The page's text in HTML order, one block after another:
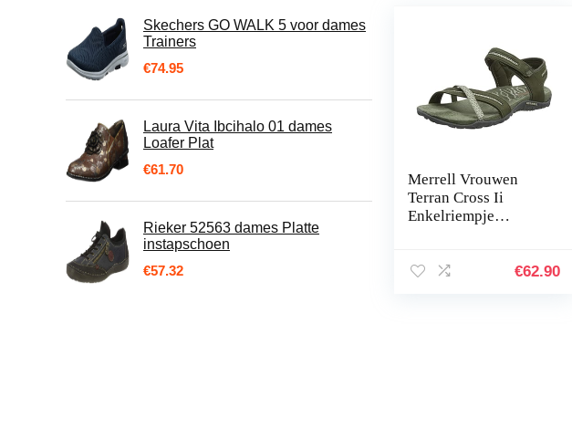
Skechers GO WALK 5 voor dames
Trainers
€74.95
Laura Vita Ibcihalo 01 dames
Loafer Plat
€61.70
Rieker 52563 dames Platte
instapschoen
€57.32
Merrell Vrouwen
Terran Cross Ii
Enkelriempje
€62.90